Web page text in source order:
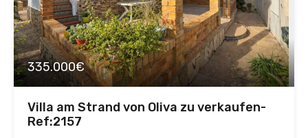
335.000€
Villa am Strand von Oliva zu verkaufen-
Ref:2157